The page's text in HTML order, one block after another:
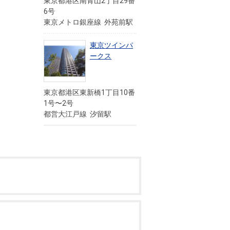
6号
東京メトロ銀座線 外苑前駅
東京ツインパ
ークス
東京都港区東新橋1丁目10番
1号〜2号
都営大江戸線 汐留駅